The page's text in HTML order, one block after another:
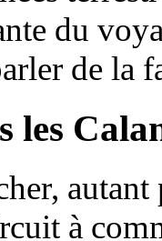
du
de la
les
autant
à